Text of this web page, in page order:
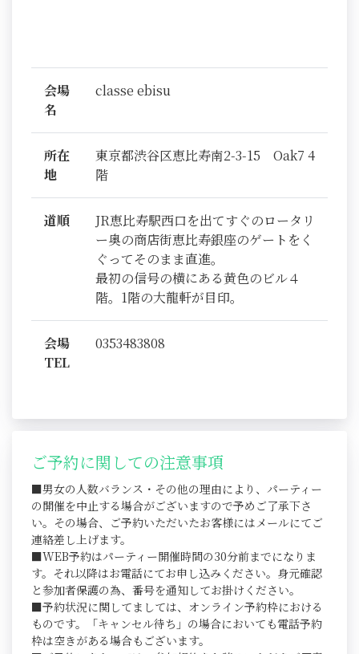
会場
名
classe ebisu
所在
地
東京都渋谷区恵比寿南2-3-15 Oak7 4
階
道順
JR恵比寿駅西口を出てすぐのロータリ
ー奥の商店街恵比寿銀座のゲートをく
ぐってそのまま直進。
最初の信号の横にある黄色のビル４
階。1階の大龍軒が目印。
会場
TEL
0353483808
ご予約に関しての注意事項
■男女の人数バランス・その他の理由により、パーティー
の開催を中止する場合がございますので予めご了承下さ
い。その場合、ご予約いただいたお客様にはメールにてご
連絡差し上げます。
■WEB予約はパーティー開催時間の30分前までになりま
す。それ以降はお電話にてお申し込みください。身元確認
と参加者保護の為、番号を通知してお掛けください。
■予約状況に関してましては、オンライン予約枠における
ものです。「キャンセル待ち」の場合においても電話予約
枠は空きがある場合もございます。